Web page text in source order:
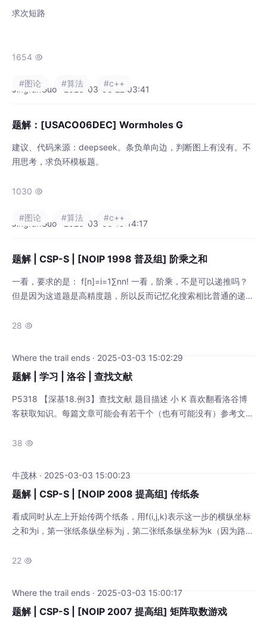
求次短路
1654 
JingranGuo · 2025-03-03 22:03:41
#图论 #算法 #c++
题解：[USACO06DEC] Wormholes G
建议、代码来源：deepseek。条负单向边，判断图上有没有。不
用思考，求负环模板题。
1030 
JingranGuo · 2025-03-03 19:14:17
#图论 #算法 #c++
题解 | CSP-S | [NOIP 1998 普及组] 阶乘之和
一看，要求的是： f[n]=i=1∑n​n! 一看，阶乘，不是可以递推吗？
但是因为这道题是高精度题，所以反而记忆化搜索相比普通的递推
要两位数（用于已经得到的阶乘结果与下一项相乘），其实就是高
护。 所以上手一个半高精度乘法和一个高精度加法（用于维护已
28 
Where the trail ends · 2025-03-03 15:02:29
题解 | 学习 | 洛谷 | 查找文献
P5318 【深基18.例3】查找文献 题目描述 小 K 喜欢翻看洛谷博
客获取知识。每篇文章可能会有若干个（也有可能没有）参考文献
章，那么他一定会去看这篇文章的参考文献（如果他之前已经看过
$n(n\le10^5)$ 篇文章（编号为 1 到 $n$）以及 $m(m\le10^6)$
38 
牛茂林 · 2025-03-03 15:00:23
题解 | CSP-S | [NOIP 2008 提高组] 传纸条
看成同时从左上开始传两个纸条，用f(i,j,k)表示这一步的横纵坐标
之和为i，第一张纸条纵坐标为j，第二张纸条纵坐标为k（因为路径
标之和都会加一，所以i其实就是传递的次数+2. 每个状态可以由以
k)=max{f(i,j,k),f(i-1,j-1,k-1)+a[
22 
Where the trail ends · 2025-03-03 15:00:17
题解 | CSP-S | [NOIP 2007 提高组] 矩阵取数游戏